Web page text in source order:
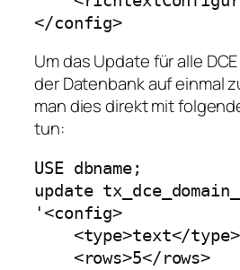
</config>
Um das Update für alle
der Datenbank auf einmal
man dies direkt mit
tun:
USE dbname;
update
'<config>
    <type>text</type>
    <rows>5</rows>